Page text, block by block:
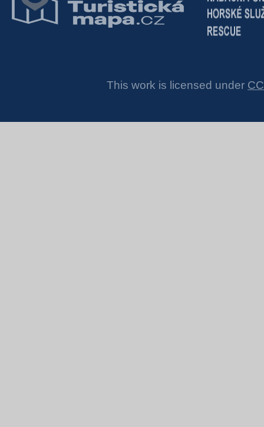
This work is licensed under